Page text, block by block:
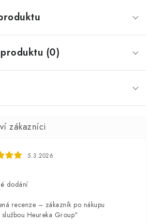
(0)
5.3.2026
dodání
recenze – zákazník po nákupu
službou Heureka Group"